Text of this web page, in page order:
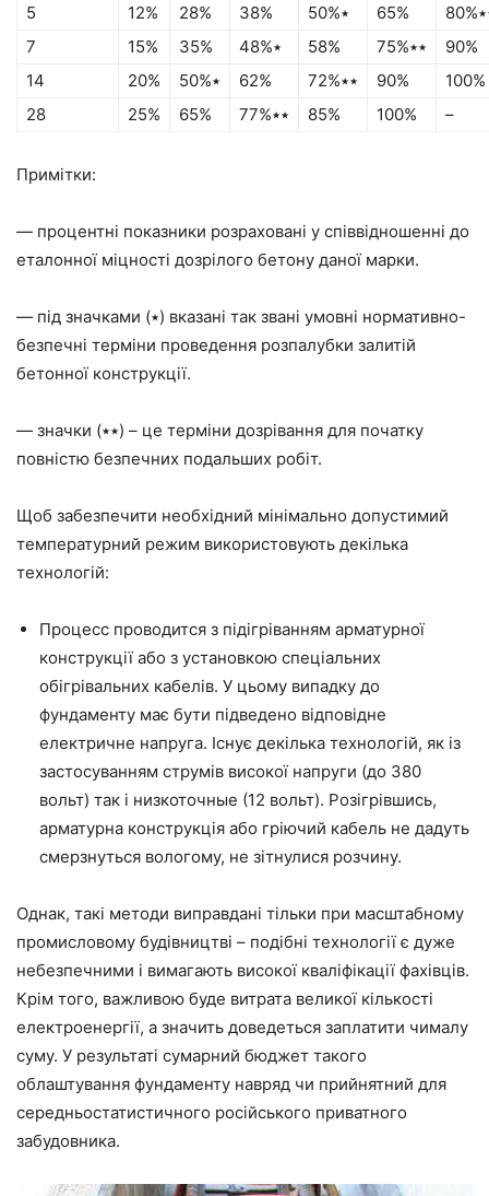
5
12% 28% 38% 50%٭ 65%
7
15% 35% 48%٭ 58% 75%٭٭
90%
14
20% 50%٭ 62% 72%٭٭ 90%
100%
28
25% 65% 77%٭٭ 85% 100% –
Примітки:
— процентні показники розраховані у співвідношенні до
еталонної міцності дозрілого бетону даної марки.
— під значками (٭) вказані так звані умовні нормативно-
безпечні терміни проведення розпалубки залитій
бетонної конструкції.
— значки (٭٭) – це терміни дозрівання для початку
повністю безпечних подальших робіт.
Щоб забезпечити необхідний мінімально допустимий
температурний режим використовують декілька
технологій:
Процесс проводится з підігріванням арматурної
конструкції або з установкою спеціальних
обігрівальних кабелів. У цьому випадку до
фундаменту має бути підведено відповідне
електричне напруга. Існує декілька технологій, як із
застосуванням струмів високої напруги (до 380
вольт) так і низкоточные (12 вольт). Розігрівшись,
арматурна конструкція або гріючий кабель не дадуть
смерзнуться вологому, не зітнулися розчину.
Однак, такі методи виправдані тільки при масштабному
промисловому будівництві – подібні технології є дуже
небезпечними і вимагають високої кваліфікації фахівців.
Крім того, важливою буде витрата великої кількості
електроенергії, а значить доведеться заплатити чималу
суму. У результаті сумарний бюджет такого
облаштування фундаменту навряд чи прийнятний для
середньостатистичного російського приватного
забудовника.